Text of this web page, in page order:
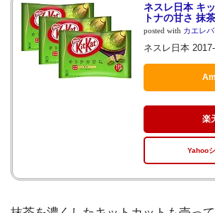
ネスレ日本 キ
トナの甘さ 抹
posted with カエレバ
ネスレ日本
楽
Yahoo